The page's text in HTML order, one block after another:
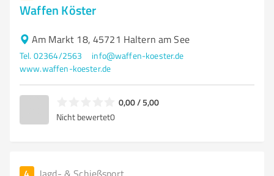
Waffen Köster
Am Markt 18, 45721 Haltern am See
Tel. 02364/2563
info@waffen-koester.de
www.waffen-koester.de
0,00 / 5,00
Nicht bewertet0